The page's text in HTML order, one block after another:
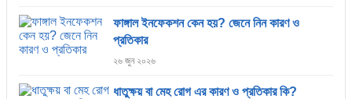
ফাঙ্গাল ইনফেকশন কেন হয়? জেনে নিন কারণ ও
প্রতিকার
২৬ জুন ২০২৬
ধাতুক্ষয় বা মেহ রোগ এর কারণ ও প্রতিকার কি?